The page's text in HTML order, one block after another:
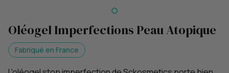
Oléogel Imperfections Peau Atopique
Fabriqué en France